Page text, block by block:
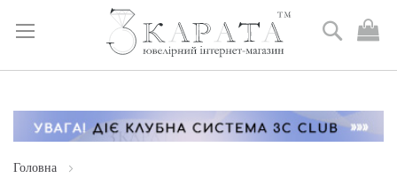
Skip
Content
Пошук
Головна